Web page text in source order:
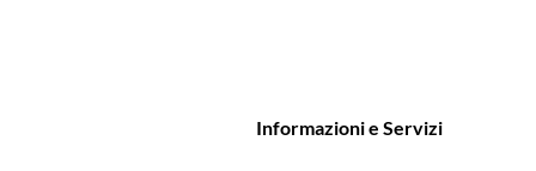
Informazioni e Servizi